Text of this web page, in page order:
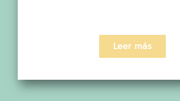
Leer más